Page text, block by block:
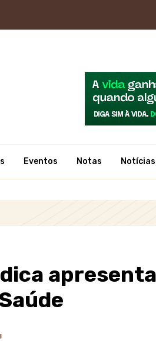
Eventos Notas Notícias